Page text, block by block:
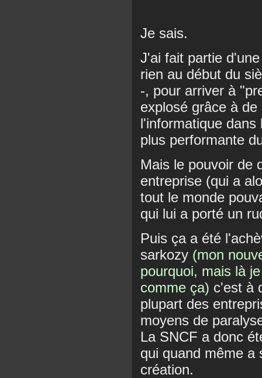
Je sais.
J'ai fait partie
rien au début du
-, pour arriver à
explosé grâce à
l'informatique
plus performante
Mais le pouvoir de
entreprise (qui a
tout le monde
qui lui a porté un
Puis ça a été
sarkozy (mon
pourquoi, mais là
comme ça) c'est à
plupart des
moyens de
La SNCF a donc
qui quand même a
création.